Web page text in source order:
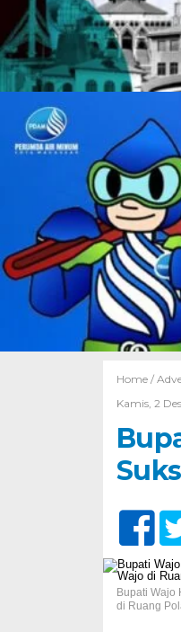
Home /
Kamis, 2
Bupati Wajo
di Ruang